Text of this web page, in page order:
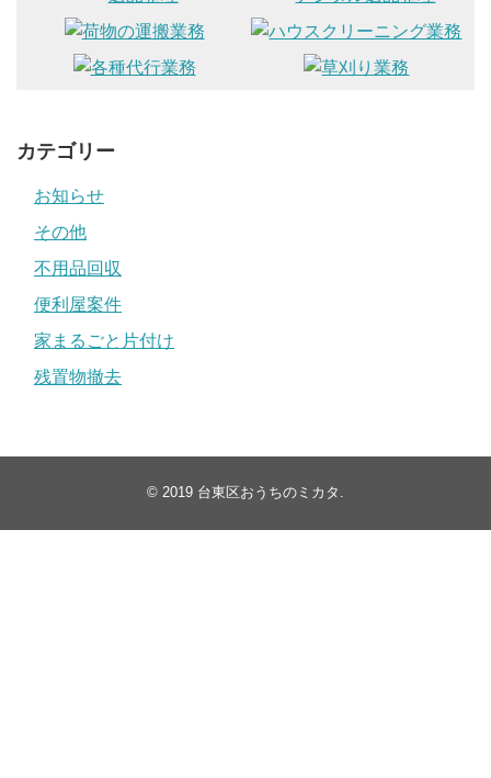
カテゴリー
お知らせ
その他
不用品回収
便利屋案件
家まるごと片付け
残置物撤去
© 2019 台東区おうちのミカタ .